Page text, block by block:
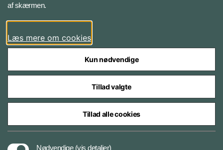
LinkedIn
Styrelser og myndigheder under Forsvarsministeriet
af skærmen.
Læs mere om cookies
Kun nødvendige
Tillad valgte
Tillad alle cookies
Nødvendige (vis detaljer)